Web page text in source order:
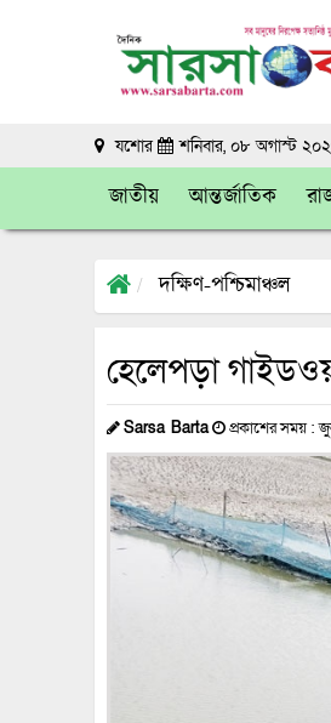
যশোর শনিবার, ০৮ অগাস্ট
জাতীয় আন্তর্জাতিক
দক্ষিণ-পশ্চিমাঞ্চল
হেলেপড়া
Sarsa Barta প্রকাশের সময় :